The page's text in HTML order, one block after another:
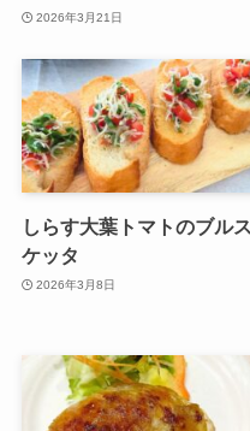
2026年3月21日
しらす大葉トマトのブルス
ケッタ
2026年3月8日